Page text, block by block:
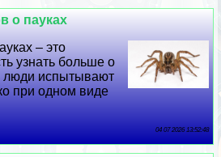
о пауках
– это
узнать больше о
люди испытывают
при одном виде
04 07 2026 13:52:48